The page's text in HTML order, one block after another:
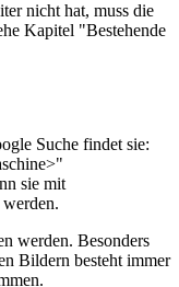
nicht hat, muss die
Kapitel "Bestehende
Suche findet sie:
sie mit
werden. Besonders
Bildern besteht immer